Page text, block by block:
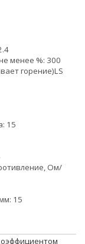
менее %: 300
горение)LS
15
Ом/
15